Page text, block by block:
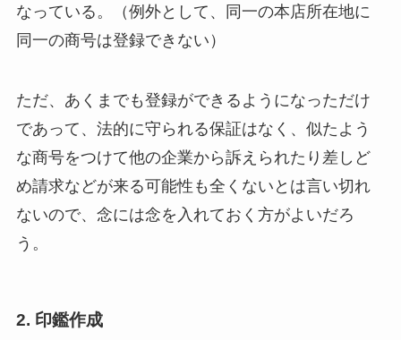
なっている。（例外として、同一の本店所在地に
同一の商号は登録できない）
ただ、あくまでも登録ができるようになっただけ
であって、法的に守られる保証はなく、似たよう
な商号をつけて他の企業から訴えられたり差しど
め請求などが来る可能性も全くないとは言い切れ
ないので、念には念を入れておく方がよいだろ
う。
2. 印鑑作成